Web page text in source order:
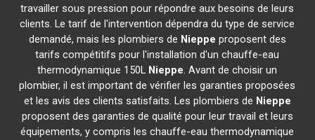
travailler sous pression pour répondre aux besoins de leurs
clients. Le tarif de l'intervention dépendra du type de service
demandé, mais les plombiers de Nieppe proposent des
tarifs compétitifs pour l'installation d'un chauffe-eau
thermodynamique 150L Nieppe. Avant de choisir un
plombier, il est important de vérifier les garanties proposées
et les avis des clients satisfaits. Les plombiers de Nieppe
proposent des garanties de qualité pour leur travail et leurs
équipements, y compris les chauffe-eau thermodynamique